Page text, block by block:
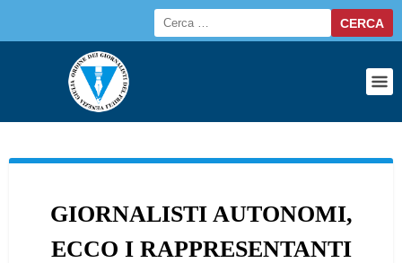
GIORNALISTI AUTONOMI,
ECCO I RAPPRESENTANTI